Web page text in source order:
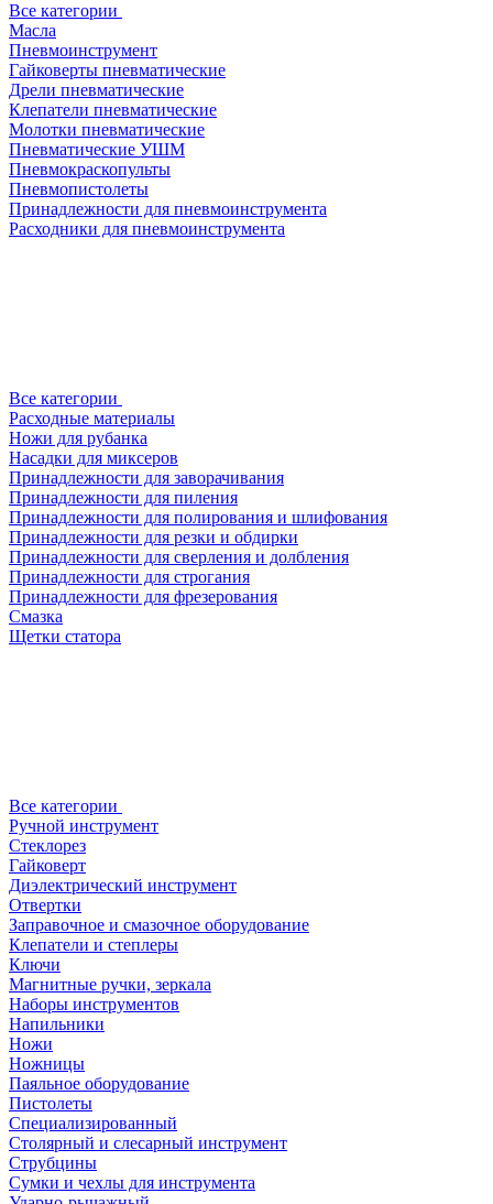
Все категории
Масла
Пневмоинструмент
Гайковерты пневматические
Дрели пневматические
Клепатели пневматические
Молотки пневматические
Пневматические УШМ
Пневмокраскопульты
Пневмопистолеты
Принадлежности для пневмоинструмента
Расходники для пневмоинструмента
Все категории
Расходные материалы
Ножи для рубанка
Насадки для миксеров
Принадлежности для заворачивания
Принадлежности для пиления
Принадлежности для полирования и шлифования
Принадлежности для резки и обдирки
Принадлежности для сверления и долбления
Принадлежности для строгания
Принадлежности для фрезерования
Смазка
Щетки статора
Все категории
Ручной инструмент
Стеклорез
Гайковерт
Диэлектрический инструмент
Отвертки
Заправочное и смазочное оборудование
Клепатели и степлеры
Ключи
Магнитные ручки, зеркала
Наборы инструментов
Напильники
Ножи
Ножницы
Паяльное оборудование
Пистолеты
Специализированный
Столярный и слесарный инструмент
Струбцины
Сумки и чехлы для инструмента